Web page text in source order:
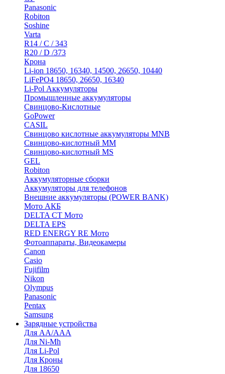
Panasonic
Robiton
Soshine
Varta
R14 / C / 343
R20 / D /373
Крона
Li-ion 18650, 16340, 14500, 26650, 10440
LiFePO4 18650, 26650, 16340
Li-Pol Аккумуляторы
Промышленные аккумуляторы
Свинцово-Кислотные
GoPower
CASIL
Свинцово кислотные аккумуляторы MNB
Cвинцово-кислотный MM
Cвинцово-кислотный MS
GEL
Robiton
Аккумуляторные сборки
Аккумуляторы для телефонов
Внешние аккумуляторы (POWER BANK)
Мото АКБ
DELTA CT Мото
DELTA EPS
RED ENERGY RE Мото
Фотоаппараты, Видеокамеры
Canon
Casio
Fujifilm
Nikon
Olympus
Panasonic
Pentax
Samsung
Зарядные устройства
Для AA/AAA
Для Ni-Mh
Для Li-Pol
Для Кроны
Для 18650